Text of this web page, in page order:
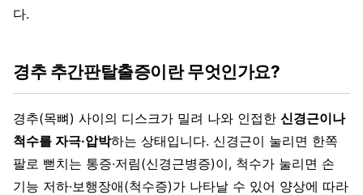
다.
경추 추간판탈출증이란 무엇인가요?
경추(목뼈) 사이의 디스크가 밀려 나와 인접한 신경근이나
척수를 자극·압박하는 상태입니다. 신경근이 눌리면 한쪽
팔로 뻗치는 통증·저림(신경근병증)이, 척수가 눌리면 손
기능 저하·보행장애(척수증)가 나타날 수 있어 양상에 따라